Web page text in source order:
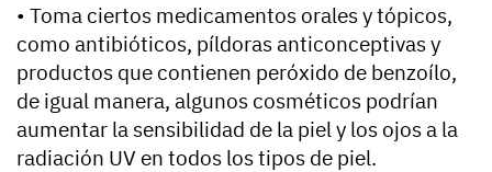
• Toma ciertos medicamentos orales y tópicos,
como antibióticos, píldoras anticonceptivas y
productos que contienen peróxido de benzoílo,
de igual manera, algunos cosméticos podrían
aumentar la sensibilidad de la piel y los ojos a la
radiación UV en todos los tipos de piel.